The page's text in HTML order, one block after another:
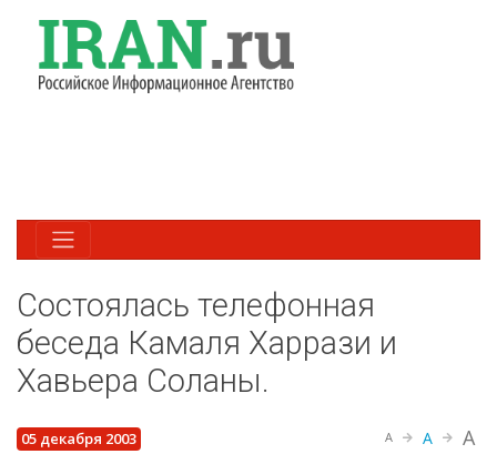
Состоялась телефонная
беседа Камаля Харрази и
Хавьера Соланы.
05 декабря 2003 A A A